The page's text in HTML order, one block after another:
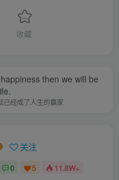
收藏
then we will be
已经成了人生的赢家
关注
0 5 11.8W+